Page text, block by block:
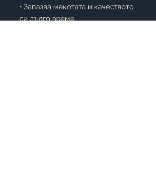
• Запазва мекотата и качеството
си дълго време